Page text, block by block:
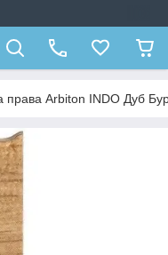
права Arbiton INDO Дуб